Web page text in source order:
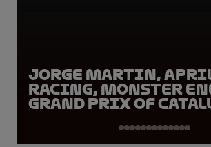
Jorge Martin,
Racing, Monster
Grand Prix of